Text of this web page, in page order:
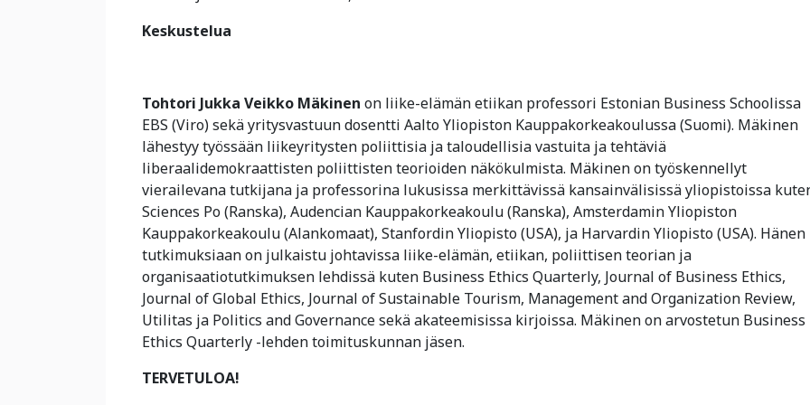
Keskustelua
Tohtori Jukka Veikko Mäkinen on liike-elämän etiikan professori Estonian Business Schoolissa
EBS (Viro) sekä yritysvastuun dosentti Aalto Yliopiston Kauppakorkeakoulussa (Suomi). Mäkinen
lähestyy työssään liikeyritysten poliittisia ja taloudellisia vastuita ja tehtäviä
liberaalidemokraattisten poliittisten teorioiden näkökulmista. Mäkinen on työskennellyt
vierailevana tutkijana ja professorina lukusissa merkittävissä kansainvälisissä yliopistoissa
Sciences Po (Ranska), Audencian Kauppakorkeakoulu (Ranska), Amsterdamin Yliopiston
Kauppakorkeakoulu (Alankomaat), Stanfordin Yliopisto (USA), ja Harvardin Yliopisto (USA). Hänen
tutkimuksiaan on julkaistu johtavissa liike-elämän, etiikan, poliittisen teorian ja
organisaatiotutkimuksen lehdissä kuten Business Ethics Quarterly, Journal of Business Ethics,
Journal of Global Ethics, Journal of Sustainable Tourism, Management and Organization Review,
Utilitas ja Politics and Governance sekä akateemisissa kirjoissa. Mäkinen on arvostetun Business
Ethics Quarterly -lehden toimituskunnan jäsen.
TERVETULOA!